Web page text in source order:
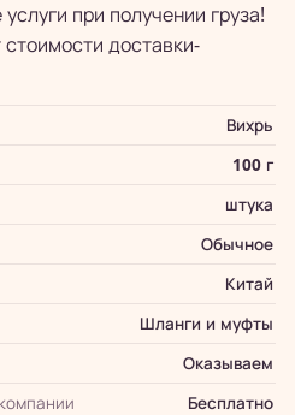
при получении груза!
доставки-
Вихрь
100 г
штука
Обычное
Китай
Шланги и муфты
Оказываем
Бесплатно